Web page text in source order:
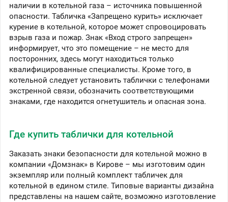
наличии в котельной газа – источника повышенной
опасности. Табличка «Запрещено курить» исключает
курение в котельной, которое может спровоцировать
взрыв газа и пожар. Знак «Вход строго запрещен»
информирует, что это помещение – не место для
посторонних, здесь могут находиться только
квалифицированные специалисты. Кроме того, в
котельной следует установить таблички с телефонами
экстренной связи, обозначить соответствующими
знаками, где находится огнетушитель и опасная зона.
Где купить таблички для котельной
Заказать знаки безопасности для котельной можно в
компании «Домзнак» в Кирове – мы изготовим один
экземпляр или полный комплект табличек для
котельной в едином стиле. Типовые варианты дизайна
представлены на нашем сайте, возможно изготовление